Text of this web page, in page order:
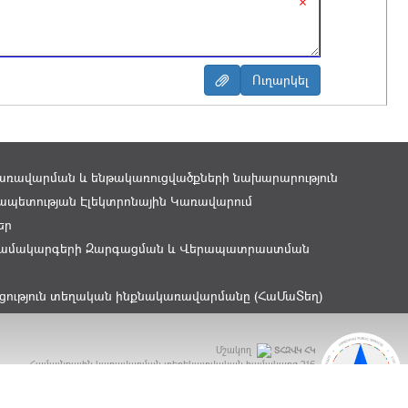
և ենթակառուցվածքների նախարարություն
Էլեկտրոնային Կառավարում
Զարգացման և Վերապատրաստման
տեղական ինքնակառավարմանը (ՀաՄաՏեղ)
Մշակող ՏՀԶՎԿ ՀԿ
Համայնքային կառավարման տեղեկատվական համակարգ 216